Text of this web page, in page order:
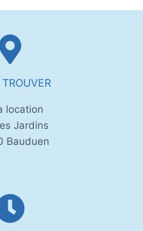
location
Jardins
Bauduen